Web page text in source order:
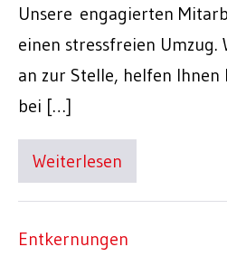
Unsere engagierten
einen stressfreien Umzug.
an zur Stelle, helfen Ihnen
bei […]
Weiterlesen
Entkernungen